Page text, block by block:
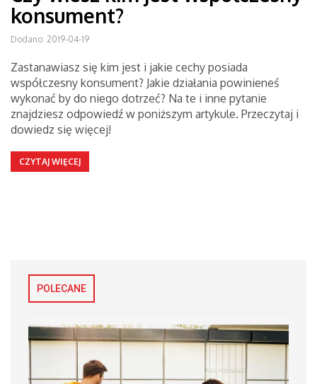
konsument?
Dodano: 2019-04-19
Zastanawiasz się kim jest i jakie cechy posiada
współczesny konsument? Jakie działania powinieneś
wykonać by do niego dotrzeć? Na te i inne pytanie
znajdziesz odpowiedź w poniższym artykule. Przeczytaj i
dowiedz się więcej!
CZYTAJ WIĘCEJ
POLECANE